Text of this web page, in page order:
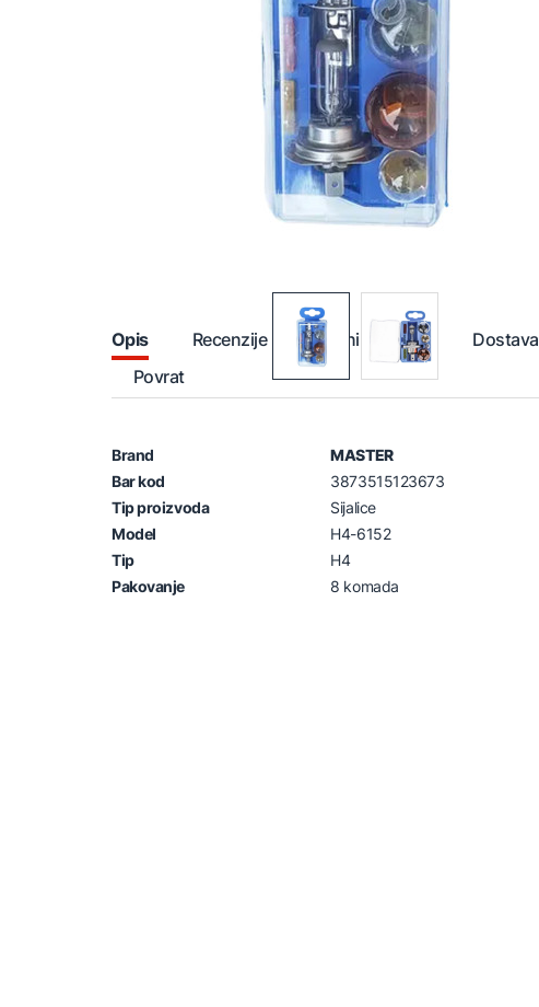
Opis Recenzije Načini plaćanja
Dostava
Povrat
Brand
MASTER
Bar kod
3873515123673
Tip proizvoda
Sijalice
Model
H4-6152
Tip
H4
Pakovanje
8 komada